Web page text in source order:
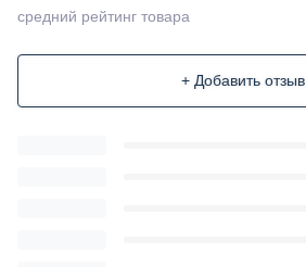
средний рейтинг товара
+ Добавить отзыв